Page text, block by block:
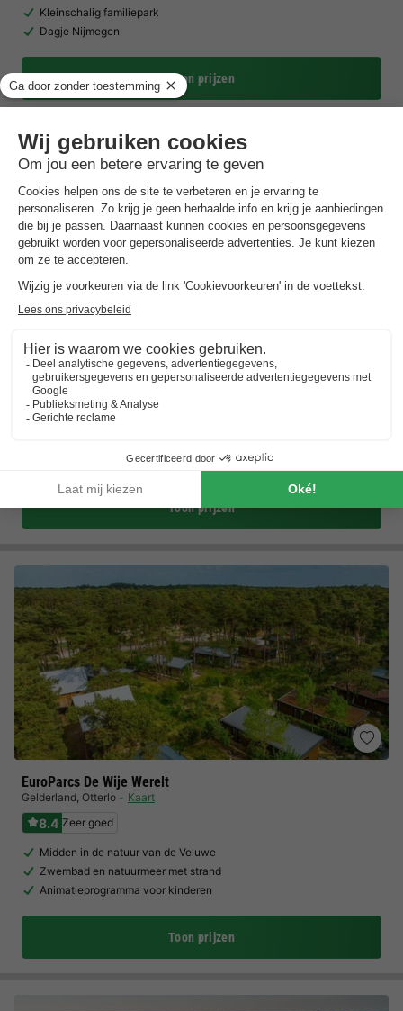
Kleinschalig familiepark
Dagje Nijmegen
Toon prijzen
De Rimboe & Woeste Hoogte
Gelderland,Hoenderloo Kaart
8.2 Zeer goed
Het Nationale Park De Hoge Veluwe
Rust en ontspanning in de natuur
Toon prijzen
EuroParcs De Wije Werelt
Gelderland, Otterlo Kaart
8.4 Zeer goed
Midden in de natuur van de Veluwe
Zwembad en natuurmeer met strand
Animatieprogramma voor kinderen
Toon prijzen